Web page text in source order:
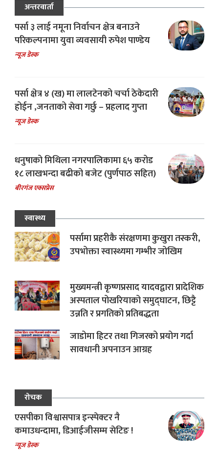
अन्तरवार्ता
पर्सा ३ लाई नमूना निर्वाचन क्षेत्र बनाउने
परिकल्पनामा युवा व्यवसायी रुपेश पाण्डेय
न्यूज डेस्क
पर्सा क्षेत्र ४ (ख) मा लालटेनको चर्चा ठेकेदारी
होईन ,जनताको सेवा गर्छु – प्रहलाद गुप्ता
न्यूज डेस्क
धनुषाको मिथिला नगरपालिकामा ६५ करोड
१८ लाखभन्दा बढीको बजेट (पुर्णपाठ सहित)
बीरगंज एक्सप्रेस
स्वास्थ्य
पर्सामा प्रहरीकै संरक्षणमा कुखुरा तस्करी,
उपभोक्ता स्वास्थ्यमा गम्भीर जोखिम
मुख्यमन्त्री कृष्णप्रसाद यादवद्वारा प्रादेशिक
अस्पताल पोखरियाको समुद्घाटन, छिट्टै
उन्नति र प्रगतिको प्रतिबद्धता
जाडोमा हिटर तथा गिजरको प्रयोग गर्दा
सावधानी अपनाउन आग्रह
रोचक
एसपीका विश्वासपात्र इन्स्पेक्टर नै
कमाउधन्दामा, डिआईजीसम्म सेटिङ !
न्यूज डेस्क